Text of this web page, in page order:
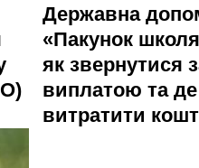
Державна
«Пакунок
як звернутися
виплатою та де
витратити